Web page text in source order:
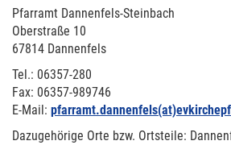
Pfarramt Dannenfels-Steinbach
Oberstraße 10
67814 Dannenfels
Tel.: 06357-280
Fax: 06357-989746
E-Mail:
Dazugehörige Orte bzw. Ortsteile: